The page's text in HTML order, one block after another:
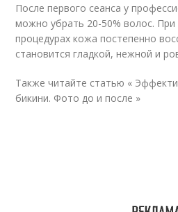
После первого сеанса у
можно убрать 20-50% волос.
процедурах кожа постепенно
становится гладкой, нежной и
Также читайте статью «
бикини. Фото до и после »